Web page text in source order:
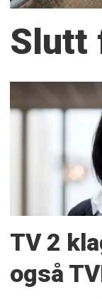
Slutt
TV 2
også